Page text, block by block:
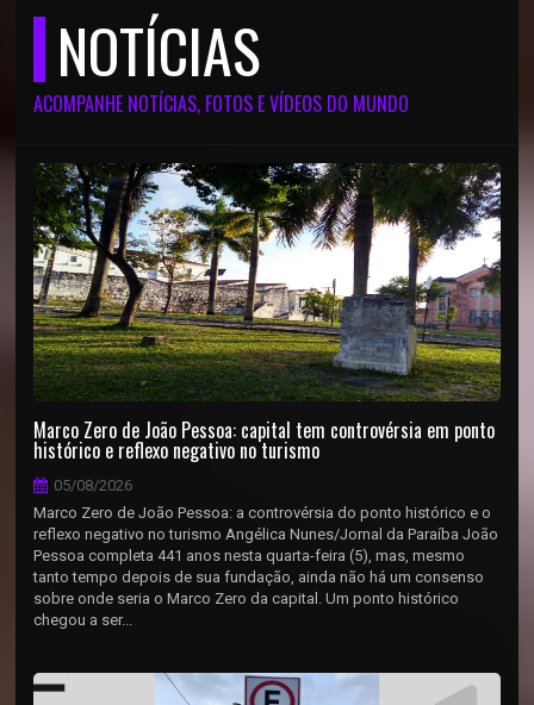
NOTÍCIAS
ACOMPANHE NOTÍCIAS, FOTOS E VÍDEOS DO MUNDO
Marco Zero de João Pessoa: capital tem controvérsia em ponto
histórico e reflexo negativo no turismo
05/08/2026
Marco Zero de João Pessoa: a controvérsia do ponto histórico e o
reflexo negativo no turismo Angélica Nunes/Jornal da Paraíba João
Pessoa completa 441 anos nesta quarta-feira (5), mas, mesmo
tanto tempo depois de sua fundação, ainda não há um consenso
sobre onde seria o Marco Zero da capital. Um ponto histórico
chegou a ser...